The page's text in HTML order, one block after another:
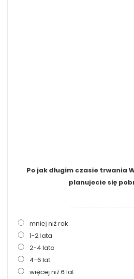
Po jak długim czasie trwania
planujecie się
mniej niż rok
1-2 lata
2-4 lata
4-6 lat
więcej niż 6 lat